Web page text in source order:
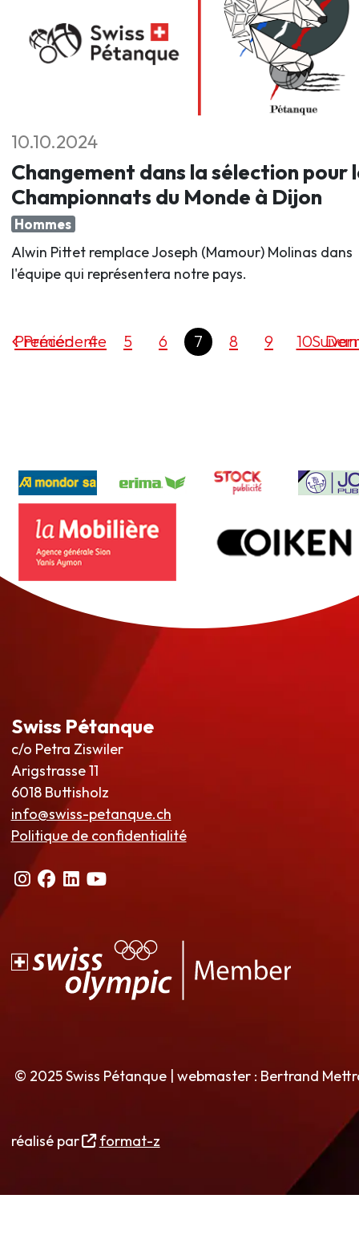
10.10.2024
Changement dans la sélection pour
Championnats du Monde à Dijon
Hommes
Alwin Pittet remplace Joseph (Mamour) Molinas dans
l'équipe qui représentera notre pays.
Précédente
Premier 4 5 6 7 8 9 10
Swiss Pétanque
c/o Petra Ziswiler
Arigstrasse 11
6018 Buttisholz
info@swiss-petanque.ch
Politique de confidentialité
© 2025 Swiss Pétanque | webmaster : Bertrand
réalisé par format-z